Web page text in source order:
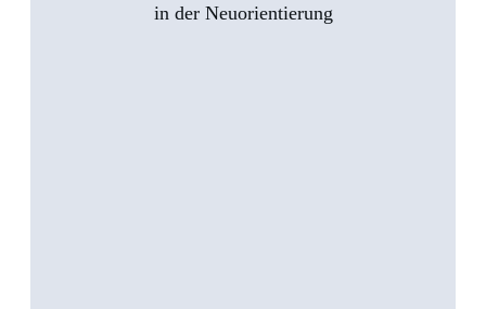
in der Neuorientierung